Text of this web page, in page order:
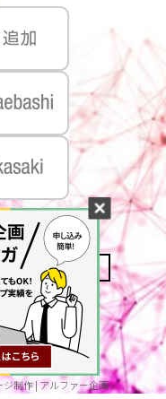
MAIL MAGAZINE
制作 | アルファー企画